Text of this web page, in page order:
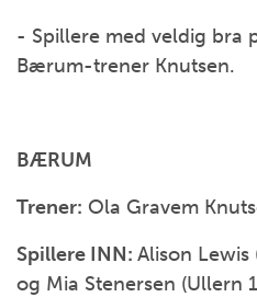
- Spillere med veldig bra
Bærum-trener Knutsen.
BÆRUM
Trener: Ola Gravem
Spillere INN: Alison Lewis
og Mia Stenersen (Ullern